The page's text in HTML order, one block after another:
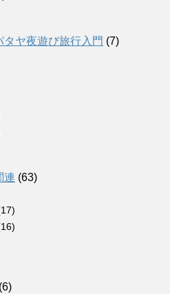
ヤ夜遊び旅行入門 (7)
連 (63)
(6)